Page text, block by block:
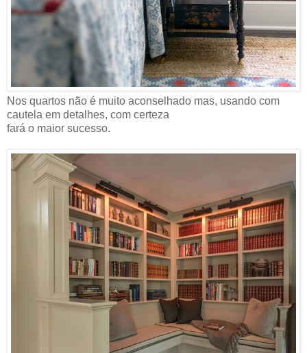
Nos quartos não é muito aconselhado mas, usando com
cautela em detalhes, com certeza
fará o maior sucesso.